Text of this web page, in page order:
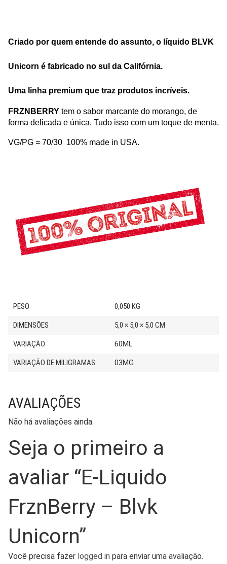
Criado por quem entende do assunto, o líquido BLVK
Unicorn é fabricado no sul da Califórnia.
Uma linha premium que traz produtos incríveis.
FRZNBERRY tem o sabor marcante do morango, de
forma delicada e única. Tudo isso com um toque de menta.
VG/PG = 70/30 100% made in USA.
PESO 0,050 KG
DIMENSÕES 5,0 × 5,0 × 5,0 CM
VARIAÇÃO 60ML
VARIAÇÃO DE MILIGRAMAS 03MG
AVALIAÇÕES
Não há avaliações ainda.
Seja o primeiro a
avaliar “E-Liquido
FrznBerry – Blvk
Unicorn”
Você precisa fazer logged in para enviar uma avaliação.